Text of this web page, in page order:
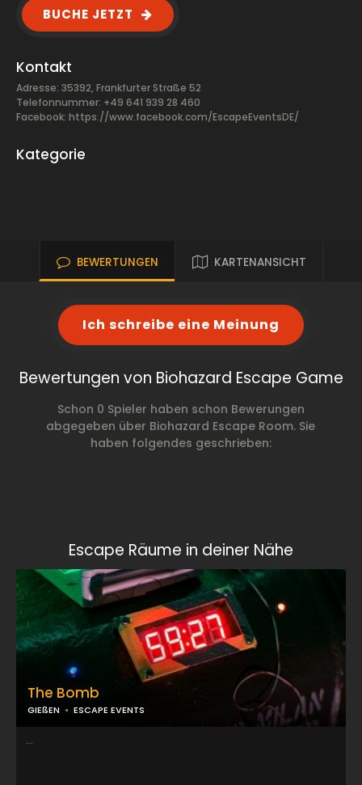
BUCHE JETZT
Kontakt
Adresse: 35392, Frankfurter Straße 52
Telefonnummer: +49 641 939 28 460
Facebook: https://www.facebook.com/EscapeEventsDE/
Kategorie
BEWERTUNGEN KARTENANSICHT
Ich schreibe eine Meinung
Bewertungen von Biohazard Escape Game
Schon 0 Spieler haben schon Bewerungen
abgegeben über Biohazard Escape Room. Sie
haben folgendes geschrieben:
Escape Räume in deiner Nähe
The Bomb
GIEßEN ESCAPE EVENTS
...